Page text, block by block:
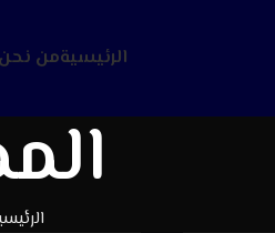
الرئيسيةمن نحن